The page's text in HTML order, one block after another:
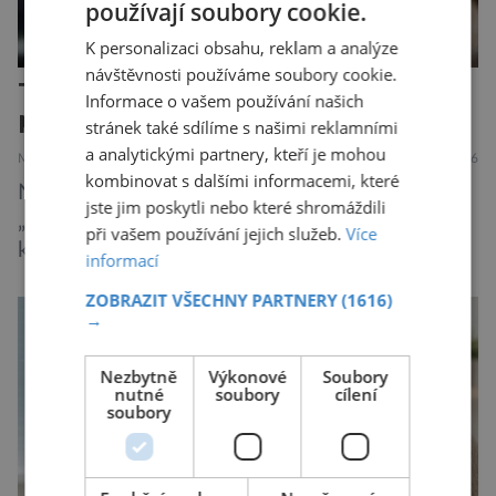
Těhotenství mění mozek ženy, a
pokaždé jinak!
MEDICÍNA ZAJÍMAVOSTI 31.7.2026
Novopečené matky často popisují boj s
„mozkovou mlhou“, kdy se potýkají s výpadky
krátkodobé paměti, roztržitostí, problémy se
obtíže byly dlouhou dobu připisovány
novorozence. Nyní se však ukazuje, že za tím
stojí změny v mozku vyvolané těhotenstvím!
Poporodní mozková mlha, v angličtině […]
používají soubory cookie.
K personalizaci obsahu, reklam a analýze
návštěvnosti používáme soubory cookie.
Informace o vašem používání našich
stránek také sdílíme s našimi reklamními
a analytickými partnery, kteří je mohou
kombinovat s dalšími informacemi, které
jste jim poskytli nebo které shromáždili
při vašem používání jejich služeb.Více
informací
ZOBRAZIT VŠECHNY PARTNERY(1616)
→
Nezbytně
nutné
soubory
Výkonové
soubory
Soubory
cílení